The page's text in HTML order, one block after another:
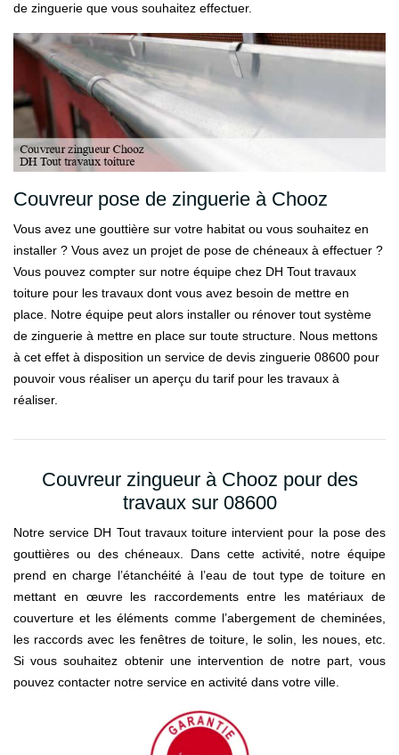
de zinguerie que vous souhaitez effectuer.
Couvreur pose de zinguerie à Chooz
Vous avez une gouttière sur votre habitat ou vous souhaitez en
installer ? Vous avez un projet de pose de chéneaux à effectuer ?
Vous pouvez compter sur notre équipe chez DH Tout travaux
toiture pour les travaux dont vous avez besoin de mettre en
place. Notre équipe peut alors installer ou rénover tout système
de zinguerie à mettre en place sur toute structure. Nous mettons
à cet effet à disposition un service de devis zinguerie 08600 pour
pouvoir vous réaliser un aperçu du tarif pour les travaux à
réaliser.
Couvreur zingueur à Chooz pour des
travaux sur 08600
Notre service DH Tout travaux toiture intervient pour la pose des
gouttières ou des chéneaux. Dans cette activité, notre équipe
prend en charge l’étanchéité à l’eau de tout type de toiture en
mettant en œuvre les raccordements entre les matériaux de
couverture et les éléments comme l’abergement de cheminées,
les raccords avec les fenêtres de toiture, le solin, les noues, etc.
Si vous souhaitez obtenir une intervention de notre part, vous
pouvez contacter notre service en activité dans votre ville.